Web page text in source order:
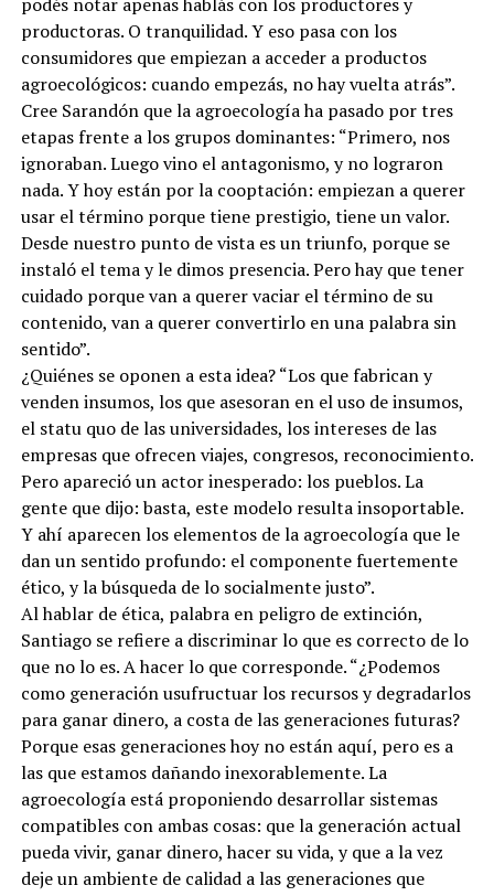
productoras. O tranquilidad. Y eso pasa con los
consumidores que empiezan a acceder a productos
agroecológicos: cuando empezás, no hay vuelta atrás”.
Cree Sarandón que la agroecología ha pasado por tres
etapas frente a los grupos dominantes: “Primero, nos
ignoraban. Luego vino el antagonismo, y no lograron
nada. Y hoy están por la cooptación: empiezan a querer
usar el término porque tiene prestigio, tiene un valor.
Desde nuestro punto de vista es un triunfo, porque se
instaló el tema y le dimos presencia. Pero hay que tener
cuidado porque van a querer vaciar el término de su
contenido, van a querer convertirlo en una palabra sin
sentido”.
¿Quiénes se oponen a esta idea? “Los que fabrican y
venden insumos, los que asesoran en el uso de insumos,
el statu quo de las universidades, los intereses de las
empresas que ofrecen viajes, congresos, reconocimiento.
Pero apareció un actor inesperado: los pueblos. La
gente que dijo: basta, este modelo resulta insoportable.
Y ahí aparecen los elementos de la agroecología que le
dan un sentido profundo: el componente fuertemente
ético, y la búsqueda de lo socialmente justo”.
Al hablar de ética, palabra en peligro de extinción,
Santiago se refiere a discriminar lo que es correcto de lo
que no lo es. A hacer lo que corresponde. “¿Podemos
como generación usufructuar los recursos y degradarlos
para ganar dinero, a costa de las generaciones futuras?
Porque esas generaciones hoy no están aquí, pero es a
las que estamos dañando inexorablemente. La
agroecología está proponiendo desarrollar sistemas
compatibles con ambas cosas: que la generación actual
pueda vivir, ganar dinero, hacer su vida, y que a la vez
deje un ambiente de calidad a las generaciones que